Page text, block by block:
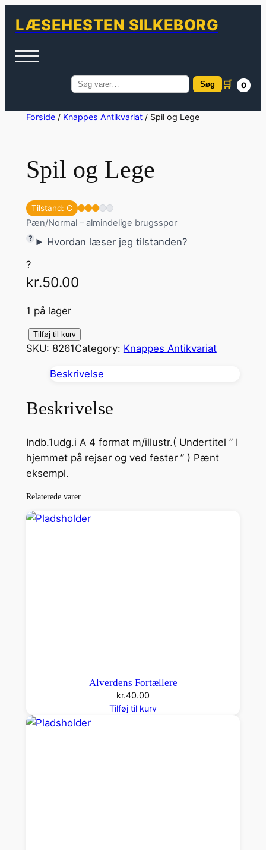
LÆSEHESTEN SILKEBORG
Søg
Søg 🛒 0
SpringForside/ Knappes Antikvariat/ Spil og Lege
Spil og Lege
Tilstand: C
Pæn/Normal – almindelige brugsspor
Hvordan læser jeg tilstanden?
?
kr.50.00
1 på lager
p
g
e
g
e
t
Tilføj til kurv
SKU: 8261Category: Knappes Antikvariat
Beskrivelse
Beskrivelse
Indb.1udg.i A 4 format m/illustr.( Undertitel ” I
hjemmet på rejser og ved fester ” ) Pænt
eksempl.
Relaterede varer
Alverdens Fortællere
kr.40.00
Tilføj til kurv